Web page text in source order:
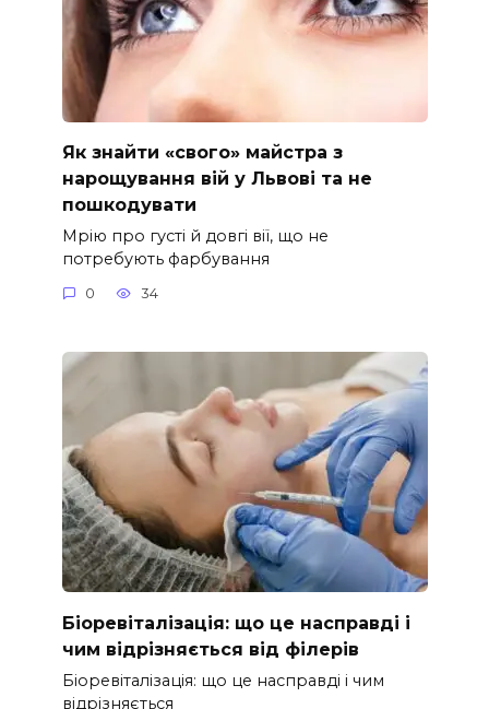
Як знайти «свого» майстра з
нарощування вій у Львові та не
пошкодувати
Мрію про густі й довгі вії, що не
потребують фарбування
0 34
Біоревіталізація: що це насправді і
чим відрізняється від філерів
Біоревіталізація: що це насправді і чим
відрізняється